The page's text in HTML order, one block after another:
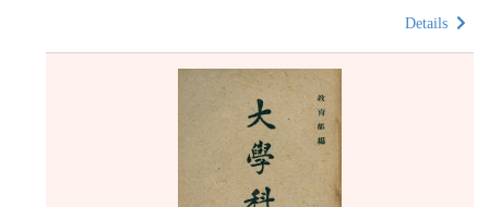
Details